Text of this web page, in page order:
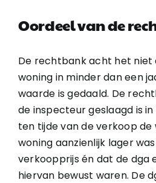
Oordeel van de
De rechtbank acht het niet
woning in minder dan een
waarde is gedaald. De
de inspecteur geslaagd is
ten tijde van de verkoop de
woning aanzienlijk lager
verkoopprijs én dat de dga
hiervan bewust waren. De